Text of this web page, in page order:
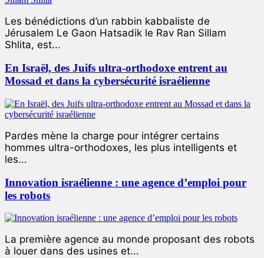
Les bénédictions d’un rabbin kabbaliste de
Jérusalem Le Gaon Hatsadik le Rav Ran Sillam
Shlita, est...
En Israël, des Juifs ultra-orthodoxe entrent au
Mossad et dans la cybersécurité israélienne
Pardes mène la charge pour intégrer certains
hommes ultra-orthodoxes, les plus intelligents et
les...
Innovation israélienne : une agence d’emploi pour
les robots
La première agence au monde proposant des robots
à louer dans des usines et...